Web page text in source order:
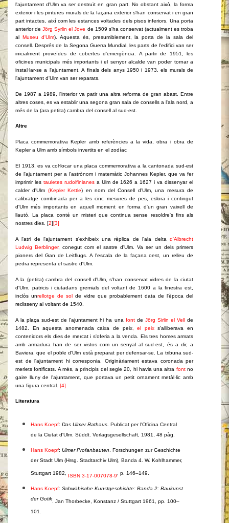
l'ajuntament d'Ulm va ser destruït en gran part. No obstant això, la forma
exterior i les pintures murals de la façana exterior s'han conservat i en gran
part intactes, així com les estances voltades dels pisos inferiors. Una porta
anterior deJörg Syrlin el Jove de 1509 s'ha conservat (actualment es troba
al Museu d'Ulm). Aquesta és, presumiblement, la porta de la sala del
consell. Després de la Segona Guerra Mundial, les parts de l'edifici van ser
inicialment proveïdes de cobertes d'emergència. A partir de 1951, les
oficines municipals més importants i el senyor alcalde van poder tornar a
instal·lar-se a l'ajuntament. A finals dels anys 1950 i 1973, els murals de
l'ajuntament d'Ulm van ser reparats.
De 1987 a 1989, l'interior va patir una altra reforma de gran abast. Entre
altres coses, es va establir una segona gran sala de consells a l'ala nord, a
més de la (ara petita) cambra del consell al sud-est.
Altre
Placa commemorativa Kepler amb referències a la vida, obra i obra de
Kepler a Ulm amb símbols invertits en el zodíac
El 1913, es va col·locar una placa commemorativa a la cantonada sud-est
de l'ajuntament per a l'astrònom i matemàtic Johannes Kepler, que va fer
imprimir les tauletes rudolfinianesa Ulm de 1626 a 1627 i va dissenyar el
calder d'Ulm (Kepler Kettle) en nom del Consell d'Ulm, una mesura de
calibratge combinada per a les cinc mesures de pes, eslora i contingut
d'Ulm més importants en aquell moment en forma d'un gran vaixell de
llautó.
La placa conté un misteri que continua sense resoldre's fins als
nostres dies. [2][3]
A l'atri de l'ajuntament s'exhibeix una rèplica de l'ala delta d'Albrecht
Ludwig Berblinger, conegut com el sastre d'Ulm. Va ser un dels primers
pioners del Gan de Leitflugs. A l'escala de la façana oest, un relleu de
pedra representa el sastre d'Ulm.
A la (petita) cambra del consell d'Ulm, s'han conservat vidres de la ciutat
d'Ulm, patricis i ciutadans gremials del voltant de 1600 a la finestra est,
inclòs unrellotge de sol de vidre que probablement data de l'època del
redisseny al voltant de 1540.
A la plaça sud-est de l'ajuntament hi ha una fontde Jörg Sirlin el Vellde
1482. En aquesta anomenada caixa de peix, el peixs'alliberava en
contenidors els dies de mercat i s'oferia a la venda. Els tres homes armats
amb armadura han de ser vistos com un senyal al sud-est, és a dir, a
Baviera, que el poble d'Ulm està preparat per defensar-se. La tribuna sud-
est de l'ajuntament hi corresponia. Originàriament estava coronada per
merlets fortificats. A més, a principis del segle 20, hi havia una altra fontno
gaire lluny de l'ajuntament, que portava un petit ornament metàl·lic amb
una figura central. [4]
Literatura
Hans Koepf: Das Ulmer Rathaus . Publicat per l'Oficina Central
de la Ciutat d'Ulm. Süddt. Verlagsgesellschaft, 1981, 48 pàg.
Hans Koepf: Ulmer Profanbauten . Forschungen zur Geschichte
der Stadt Ulm (Hrsg. Stadtarchiv Ulm), Banda 4. W. Kohlhammer,
Stuttgart 1982, ISBN 3-17-007078-9, p. 146–149.
Hans Koepf: Schwäbische Kunstgeschichte: Banda 2: Baukunst
der Gotik . Jan Thorbecke, Konstanz / Stuttgart 1961, pp. 100–
101.